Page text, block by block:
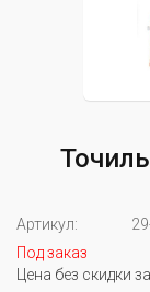
Артикул:
Под заказ
Цена без скидки